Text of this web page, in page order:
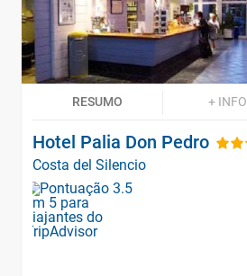
RESUMO + INFO
Hotel Palia Don Pedro
Costa del Silencio